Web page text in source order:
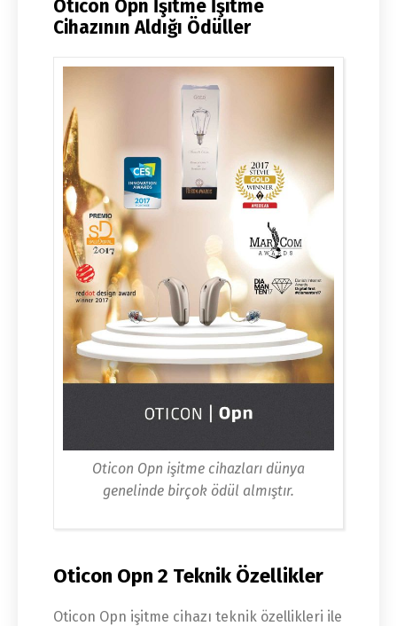
Oticon Opn İşitme İşitme
Cihazının Aldığı Ödüller
Oticon Opn işitme cihazları dünya
genelinde birçok ödül almıştır.
Oticon Opn 2 Teknik Özellikler
Oticon Opn işitme cihazı teknik özellikleri ile